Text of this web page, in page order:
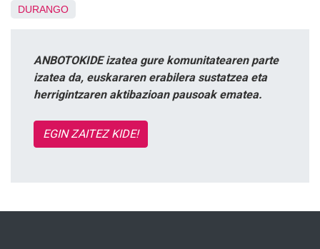
DURANGO
ANBOTOKIDE izatea gure komunitatearen parte
izatea da, euskararen erabilera sustatzea eta
herrigintzaren aktibazioan pausoak ematea.
EGIN ZAITEZ KIDE!